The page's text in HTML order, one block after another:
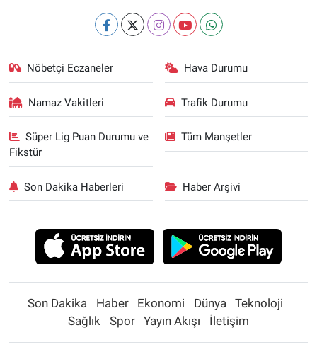
Nöbetçi Eczaneler Hava Durumu
Namaz Vakitleri Trafik Durumu
Süper Lig Puan Durumu ve
Fikstür
Tüm Manşetler
Son Dakika Haberleri Haber Arşivi
Son Dakika Haber Ekonomi Dünya
Teknoloji
Sağlık
Spor Yayın Akışı İletişim